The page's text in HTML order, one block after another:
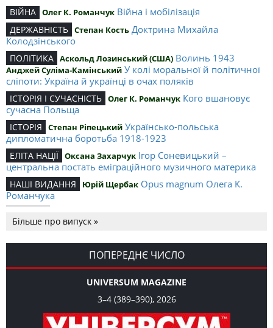
ВІЙНА Олег К. Романчук Війна і мобілізація
ДЕРЖАВНІСТЬ Степан Кость Доктрина Михайла
Колодзінського
ПОЛІТИКА Аскольд Лозинський (США) Волинь 1943
Анджей Суліма-Камінський У колі моральної й політичної
сліпоти: Україна й українці в очах поляків
ІСТОРІЯ І СУЧАСНІСТЬ Олег К. Романчук Кого вшановує
сучасна Польща
ІСТОРІЯ Степан Ріпецький Українсько-польська
дипломатична боротьба 1918-1923
ЕЛІТА НАЦІЇ Оксана Захарчук Ігор Соневицький –
центральна постать еміграційного музичного материка
НАШІ ВИДАННЯ Юрій Щербак Opus magnum Олега К.
Романчука
Романчука
СЛОВО РЕДАКЦІЙНЕ Олег К. Романчук Журавель і синиця
як уособлення української політстратегії й тактики
Більше про випуск »
ПОПЕРЕДНЄ ЧИСЛО
UNIVERSUM MAGAZINE
3–4 (389–390), 2026